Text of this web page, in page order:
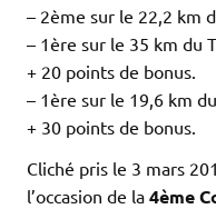
– 2ème sur le 22,2 km
– 1ère sur le 35 km du
+ 20 points de bonus.
– 1ère sur le 19,6 km
+ 30 points de bonus.
Cliché pris le 3 mars
l’occasion de la 4ème